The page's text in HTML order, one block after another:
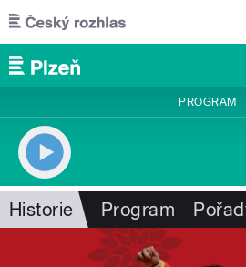
Přejít k hlavnímu obsahu
PROGRAM
Historie Program